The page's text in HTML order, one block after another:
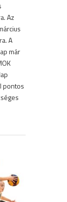
Az
A
már
pontos